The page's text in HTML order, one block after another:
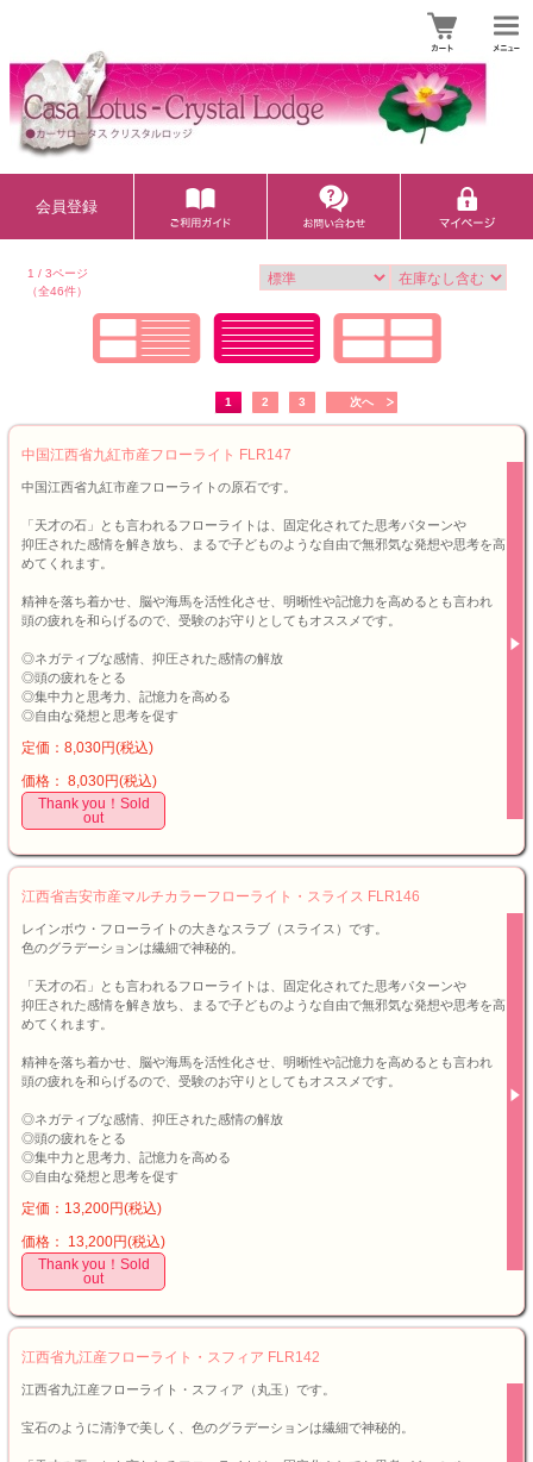
会員登録
1 / 3ページ
（全46件）
1 2 3 次へ
中国江西省九紅市産フローライト FLR147
中国江西省九紅市産フローライトの原石です。
「天才の石」とも言われるフローライトは、固定化されてた思考パターンや
抑圧された感情を解き放ち、まるで子どものような自由で無邪気な発想や思考を高
めてくれます。
精神を落ち着かせ、脳や海馬を活性化させ、明晰性や記憶力を高めるとも言われ
頭の疲れを和らげるので、受験のお守りとしてもオススメです。
◎ネガティブな感情、抑圧された感情の解放
◎頭の疲れをとる
◎集中力と思考力、記憶力を高める
◎自由な発想と思考を促す
定価：8,030円(税込)
価格： 8,030円(税込)
Thank you！Sold
out
江西省吉安市産マルチカラーフローライト・スライス FLR146
レインボウ・フローライトの大きなスラブ（スライス）です。
色のグラデーションは繊細で神秘的。
「天才の石」とも言われるフローライトは、固定化されてた思考パターンや
抑圧された感情を解き放ち、まるで子どものような自由で無邪気な発想や思考を高
めてくれます。
精神を落ち着かせ、脳や海馬を活性化させ、明晰性や記憶力を高めるとも言われ
頭の疲れを和らげるので、受験のお守りとしてもオススメです。
◎ネガティブな感情、抑圧された感情の解放
◎頭の疲れをとる
◎集中力と思考力、記憶力を高める
◎自由な発想と思考を促す
定価：13,200円(税込)
価格： 13,200円(税込)
Thank you！Sold
out
江西省九江産フローライト・スフィア FLR142
江西省九江産フローライト・スフィア（丸玉）です。
宝石のように清浄で美しく、色のグラデーションは繊細で神秘的。